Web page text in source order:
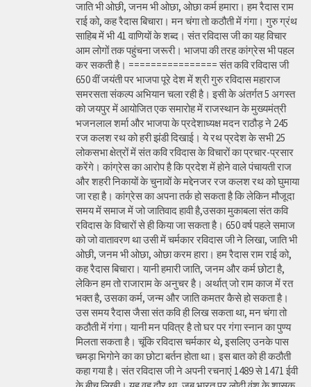
जाति भी ओछी, जनम भी ओछा, ओछा कर्म हमारा। हम रैदास राम
राई को, कह रैदास बिचारा। मन चंगा तो कठौती में गंगा। गुरु ग्रंथ
साहिब में भी 41 वाणियों के शब्द। संत रविदास जी का यह विचार
आम लोगों तक पहुंचना जरूरी। भाजपा की तरह कांग्रेस भी पहल
कर सकती है। ================ संत कवि रविदास जी
650 वीं जयंती पर भाजपा पूरे देश में श्री गुरु रविदास महाराज
समरसता संकल्प अभियान चला रही है। इसी के अंतर्गत 5 अगस्त
को जयपुर में आयोजित एक समारोह में राजस्थान के मुख्यमंत्री
भजनलाल शर्मा और भाजपा के प्रदेशाध्यक्ष मदन राठौड़ ने 245
रज कलश रथ को हरी झंडी दिखाई। ये रथ प्रदेश के सभी 25
लोकसभा क्षेत्रों में संत कवि रविदास के विचारों का प्रचार-प्रसार
करेंगे। कांग्रेस का आरोप है कि प्रदेश में होने वाले पंचायती राज
और शहरी निकायों के चुनावों के मद्देनजर रज कलश रथ को घुमाया
जा रहा है। कांग्रेस का अपना तर्क हो सकता है कि लेकिन मौजूदा
समय में समाज में जो जातिवाद हावी है,उसका मुकाबला संत कवि
रविदास के विचारों से ही किया जा सकता है। 650 वर्ष पहले समाज
को जो वातावरण था उसी में चर्मकार रविदास जी ने लिखा, जाति भी
ओछी, जनम भी ओछा, ओछा करम हारा। हम रैदास राम राई को,
कह रैदास बिचारा। यानी हमारी जाति, जनम और कर्म छोटा है,
लेकिन हम तो राजाराम के अनुचर है। अर्थात् जो राम काज में रत
भक्त है, उसका कर्म, जन्म और जाति कमतर कैसे हो सकता है।
उस समय रैदास जैसा संत कवि ही लिख सकता था, मन चंगा तो
कठौती में गंगा। यानी मन पवित्र है तो घर पर गंगा स्नान का पुण्य
मिलता सकता है। चूंकि रविदास चर्मकार थे, इसलिए उनके पास
चमड़ा भिगोने का का छोटा बर्तन होता था। इस बात को ही कठौती
कहा गया है। संत रविदास जी ने अपनी रचनाएं 1489 से 1471 ईवी